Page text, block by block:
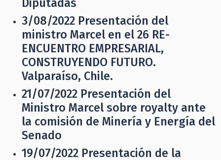
Diputadas
3/08/2022 Presentación del
ministro Marcel en el 26 RE-
ENCUENTRO EMPRESARIAL,
CONSTRUYENDO FUTURO.
Valparaíso, Chile.
21/07/2022 Presentación del
Ministro Marcel sobre royalty ante
la comisión de Minería y Energía del
Senado
19/07/2022 Presentación de la